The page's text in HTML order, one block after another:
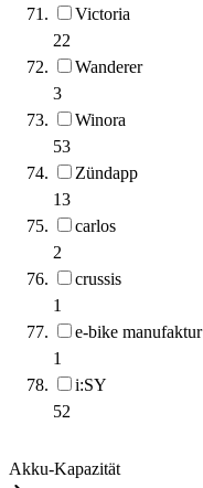
Victoria
22
Wanderer
3
Winora
53
Zündapp
13
carlos
2
crussis
1
e-bike manufaktur
1
i:SY
52
Akku-Kapazität